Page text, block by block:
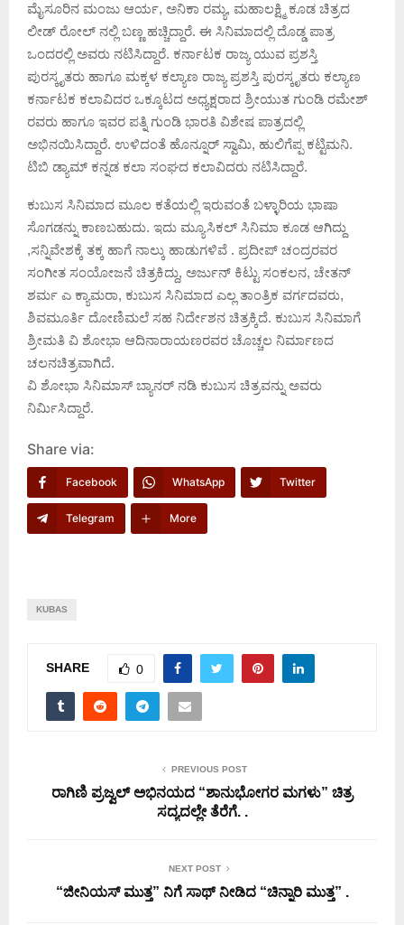
ಮೈಸೂರಿನ ಮಂಜು ಆರ್ಯ, ಅನಿಕಾ ರಮ್ಯ, ಮಹಾಲಕ್ಷ್ಮಿ ಕೂಡ ಚಿತ್ರದ
ಲೀಡ್ ರೋಲ್ ನಲ್ಲಿ ಬಣ್ಣ ಹಚ್ಚಿದ್ದಾರೆ. ಈ ಸಿನಿಮಾದಲ್ಲಿ ದೊಡ್ಡ ಪಾತ್ರ
ಒಂದರಲ್ಲಿ ಅವರು ನಟಿಸಿದ್ದಾರೆ. ಕರ್ನಾಟಕ ರಾಜ್ಯ ಯುವ ಪ್ರಶಸ್ತಿ
ಪುರಸ್ಕೃತರು ಹಾಗೂ ಮಕ್ಕಳ ಕಲ್ಯಾಣ ರಾಜ್ಯ ಪ್ರಶಸ್ತಿ ಪುರಸ್ಕೃತರು ಕಲ್ಯಾಣ
ಕರ್ನಾಟಕ ಕಲಾವಿದರ ಒಕ್ಕೂಟದ ಅಧ್ಯಕ್ಷರಾದ ಶ್ರೀಯುತ ಗುಂಡಿ ರಮೇಶ್
ರವರು ಹಾಗೂ ಇವರ ಪತ್ನಿ ಗುಂಡಿ ಭಾರತಿ ವಿಶೇಷ ಪಾತ್ರದಲ್ಲಿ
ಅಭಿನಯಿಸಿದ್ದಾರೆ. ಉಳಿದಂತೆ ಹೊನ್ನೂರ್ ಸ್ವಾಮಿ, ಹುಲಿಗೆಪ್ಪ ಕಟ್ಟಿಮನಿ.
ಟಿಬಿ ಡ್ಯಾಮ್ ಕನ್ನಡ ಕಲಾ ಸಂಘದ ಕಲಾವಿದರು ನಟಿಸಿದ್ದಾರೆ.
ಕುಬುಸ ಸಿನಿಮಾದ ಮೂಲ ಕತೆಯಲ್ಲಿ ಇರುವಂತೆ ಬಳ್ಳಾರಿಯ ಭಾಷಾ
ಸೊಗಡನ್ನು ಕಾಣಬಹುದು. ಇದು ಮ್ಯೂಸಿಕಲ್ ಸಿನಿಮಾ ಕೂಡ ಆಗಿದ್ದು
,ಸನ್ನಿವೇಶಕ್ಕೆ ತಕ್ಕ ಹಾಗೆ ನಾಲ್ಕು ಹಾಡುಗಳಿವೆ . ಪ್ರದೀಪ್ ಚಂದ್ರರವರ
ಸಂಗೀತ ಸಂಯೋಜನೆ ಚಿತ್ರಕಿದ್ದು, ಅರ್ಜುನ್ ಕಿಟ್ಟು ಸಂಕಲನ, ಚೇತನ್
ಶರ್ಮ ಎ ಕ್ಯಾಮರಾ, ಕುಬುಸ ಸಿನಿಮಾದ ಎಲ್ಲ ತಾಂತ್ರಿಕ ವರ್ಗದವರು,
ಶಿವಮೂರ್ತಿ ದೋಣಿಮಲೆ ಸಹ ನಿರ್ದೇಶನ ಚಿತ್ರಕ್ಕಿದೆ. ಕುಬುಸ ಸಿನಿಮಾಗೆ
ಶ್ರೀಮತಿ ವಿ ಶೋಭಾ ಆದಿನಾರಾಯಣರವರ ಚೊಚ್ಚಲ ನಿರ್ಮಾಣದ
ಚಲನಚಿತ್ರವಾಗಿದೆ.
ವಿ ಶೋಭಾ ಸಿನಿಮಾಸ್ ಬ್ಯಾನರ್ ನಡಿ ಕುಬುಸ ಚಿತ್ರವನ್ನು ಅವರು
ನಿರ್ಮಿಸಿದ್ದಾರೆ.
Share via:
Facebook WhatsApp Twitter
Telegram More
KUBAS
SHARE 0
PREVIOUS POST
ರಾಗಿಣಿ ಪ್ರಜ್ವಲ್ ಅಭಿನಯದ “ಶಾನುಭೋಗರ ಮಗಳು” ಚಿತ್ರ
ಸದ್ಯದಲ್ಲೇ ತೆರೆಗೆ. .
NEXT POST
“ಜೀನಿಯಸ್ ಮುತ್ತ” ನಿಗೆ ಸಾಥ್ ನೀಡಿದ “ಚಿನ್ನಾರಿ ಮುತ್ತ” .